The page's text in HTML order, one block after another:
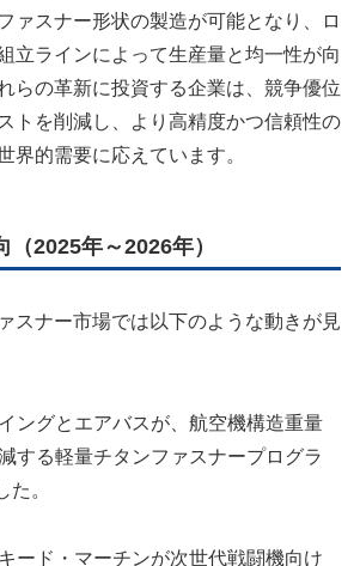
ァスナー形状の製造が可能となり、ロ
立ラインによって生産量と均一性が向
らの革新に投資する企業は、競争優位
トを削減し、より高精度かつ信頼性の
界的需要に応えています。
2025年～2026年）
スナー市場では以下のような動きが見
ングとエアバスが、航空機構造重量
する軽量チタンファスナープログラ
た。
ード・マーチンが次世代戦闘機向け